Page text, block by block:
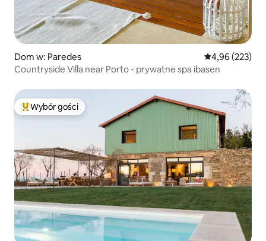
Dom w: Paredes Średnia
4,96 (223)
Countryside Villa near Porto - prywatne spa ibasen
Najpopularniejsze z kategorii Wybór gości
Wybór gości